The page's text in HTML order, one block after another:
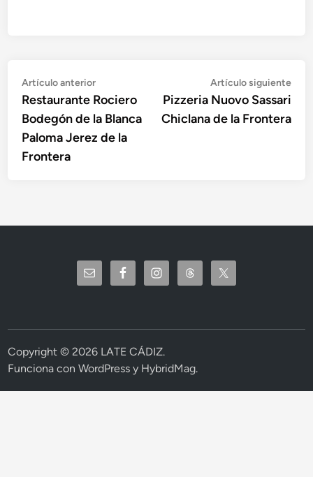
Navegación
de
entradas
Artículo anteriorArtículo
anterior:
Restaurante Rociero
Bodegón de la Blanca
Paloma Jerez de la
Frontera
Artículo siguiente
Pizzeria Nuovo Sassari
Chiclana de la Frontera
Copyright © 2026 LATE CÁDIZ.
Funciona conWordPress y HybridMag.